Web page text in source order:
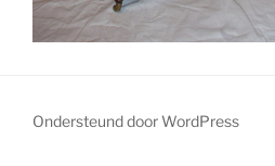
Ondersteund door WordPress